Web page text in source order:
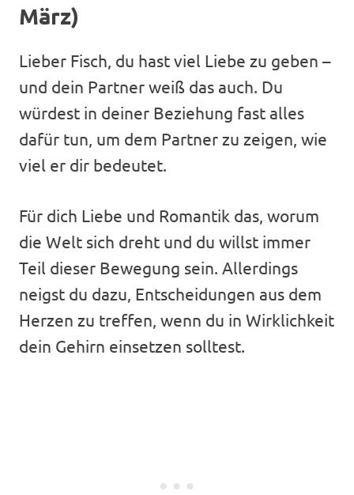
März)
Lieber Fisch, du hast viel Liebe zu geben –
und dein Partner weiß das auch. Du
würdest in deiner Beziehung fast alles
dafür tun, um dem Partner zu zeigen, wie
viel er dir bedeutet.
Für dich Liebe und Romantik das, worum
die Welt sich dreht und du willst immer
Teil dieser Bewegung sein. Allerdings
neigst du dazu, Entscheidungen aus dem
Herzen zu treffen, wenn du in Wirklichkeit
dein Gehirn einsetzen solltest.